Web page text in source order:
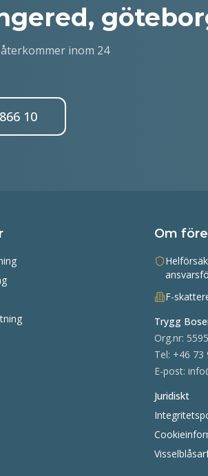
inom 24
10
Om
F-
Trygg
Org.nr:
Tel: +46 73
E-post:
Juridiskt